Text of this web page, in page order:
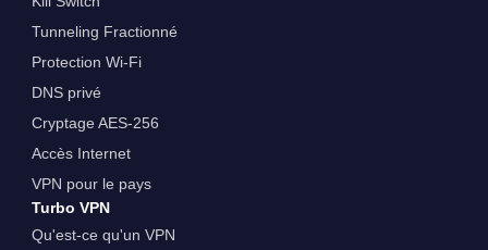
Tunneling Fractionné
Protection Wi-Fi
DNS privé
Cryptage AES-256
Accès Internet
VPN pour le pays
Turbo VPN
Qu'est-ce qu'un VPN